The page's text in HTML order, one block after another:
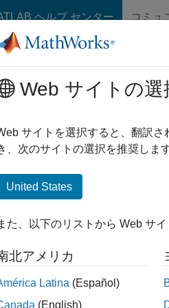
ヘルプ センター コミュ
ョンのホーム
and Supported
Supported Hardware
Board
Read
Web サイトの選
サイトを選択すると、翻訳
、次のサイトの選択を推奨しま
United States
た、以下のリストから Web サ
北アメリカ
Latina (Español)
(English)